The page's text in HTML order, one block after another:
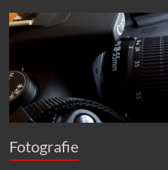
Fotografie